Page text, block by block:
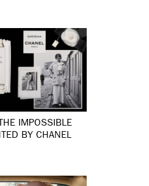
IMPOSSIBLE
BY CHANEL